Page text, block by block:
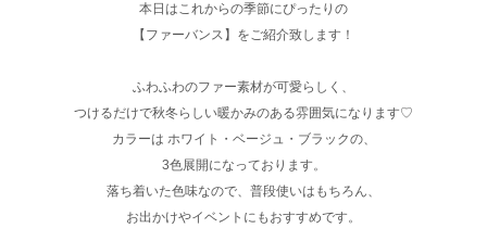
本日はこれからの季節にぴったりの
【ファーバンス】をご紹介致します！
ふわふわのファー素材が可愛らしく、
つけるだけで秋冬らしい暖かみのある雰囲気になります♡
カラーは ホワイト・ベージュ・ブラックの、
3色展開になっております。
落ち着いた色味なので、普段使いはもちろん、
お出かけやイベントにもおすすめです。